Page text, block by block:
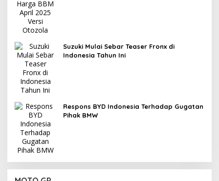
Suzuki Mulai Sebar Teaser Fronx di
Indonesia Tahun Ini
Respons BYD Indonesia Terhadap Gugatan
Pihak BMW